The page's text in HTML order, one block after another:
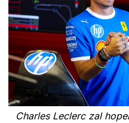
Charles Leclerc zal